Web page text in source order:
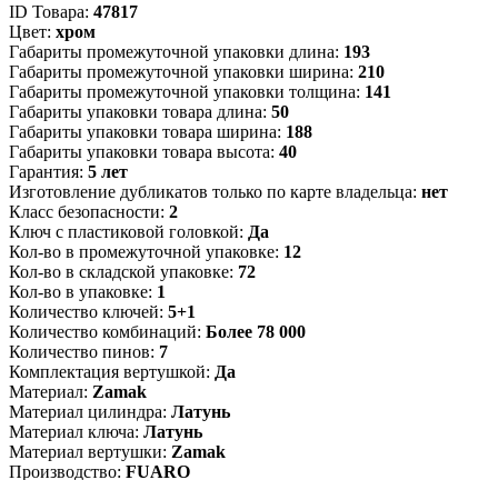
ID Товара: 47817
Цвет: хром
Габариты промежуточной упаковки длина: 193
Габариты промежуточной упаковки ширина: 210
Габариты промежуточной упаковки толщина: 141
Габариты упаковки товара длина: 50
Габариты упаковки товара ширина: 188
Габариты упаковки товара высота: 40
Гарантия: 5 лет
Изготовление дубликатов только по карте владельца: нет
Класс безопасности: 2
Ключ с пластиковой головкой: Да
Кол-во в промежуточной упаковке: 12
Кол-во в складской упаковке: 72
Кол-во в упаковке: 1
Количество ключей: 5+1
Количество комбинаций: Более 78 000
Количество пинов: 7
Комплектация вертушкой: Да
Материал: Zamak
Материал цилиндра: Латунь
Материал ключа: Латунь
Материал вертушки: Zamak
Производство: FUARO